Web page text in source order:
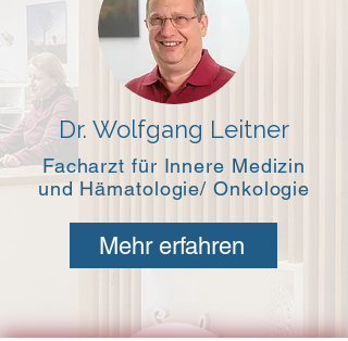
Dr. Wolfgang Leitner
Facharzt für Innere Medizin
und Hämatologie/ Onkologie
Mehr erfahren